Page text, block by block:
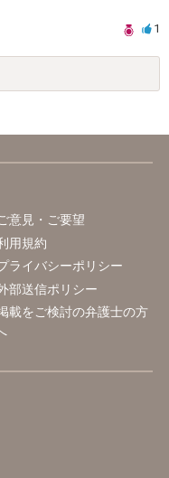
1
意見・ご要望
用規約
ライバシーポリシー
部送信ポリシー
載をご検討の弁護士の方